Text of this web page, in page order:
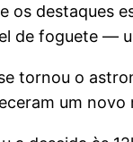
os destaques
de foguete —
tornou o
um